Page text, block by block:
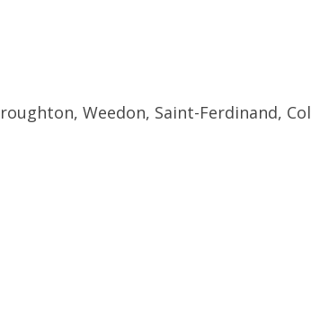
Weedon, Saint-Ferdinand,